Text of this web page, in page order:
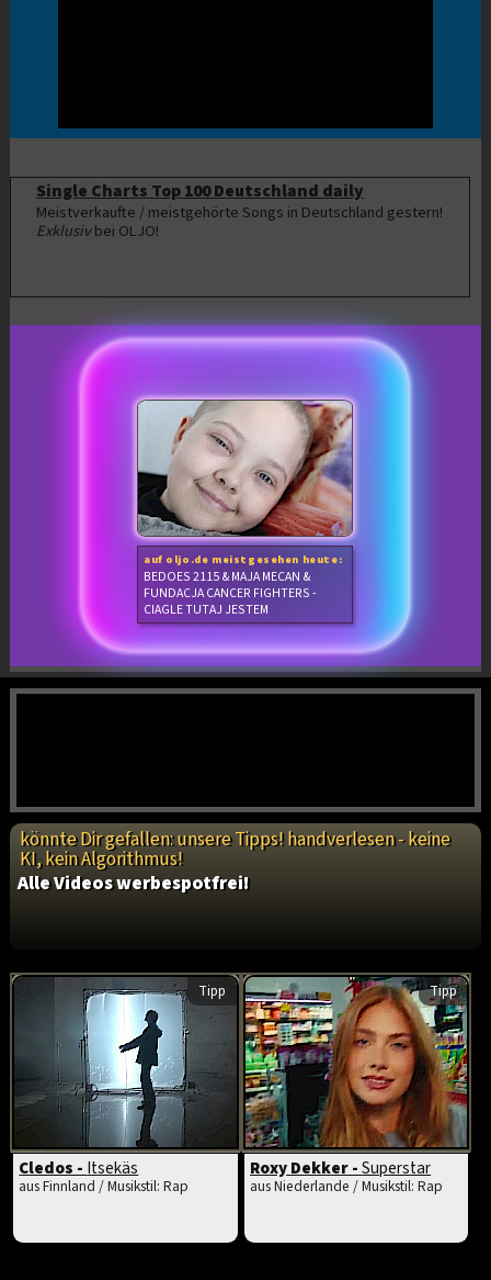
Single Charts Top 100 Deutschland daily
Meistverkaufte / meistgehörte Songs in Deutschland gestern!
Exklusivbei OLJO!
auf oljo.de meistgesehen heute:
BEDOES 2115 & MAJA MECAN &
FUNDACJA CANCER FIGHTERS -
CIAGLE TUTAJ JESTEM
könnte Dir gefallen: unsere Tipps! handverlesen - keine
KI, kein Algorithmus!
Alle Videos werbespotfrei!
Tipp
Cledos - Itsekäs
aus Finnland / Musikstil: Rap
Tipp
Roxy Dekker -Superstar
aus Niederlande / Musikstil: Rap